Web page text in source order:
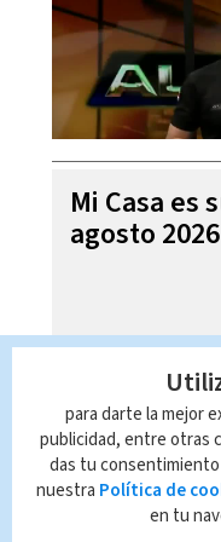
Mi Casa es
agosto 2026
para darte la mejor
publicidad, entre otras
das tu
nuestra Política de
en tu